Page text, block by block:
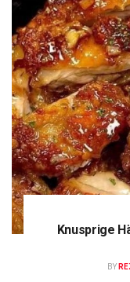
Knusprige
BY